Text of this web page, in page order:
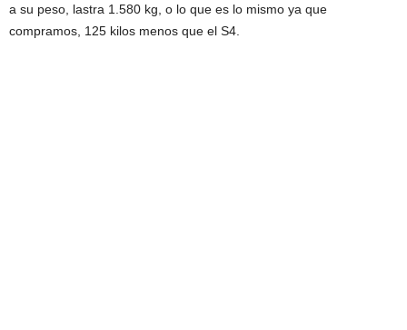
a su peso, lastra 1.580 kg, o lo que es lo mismo ya que
compramos, 125 kilos menos que el S4.